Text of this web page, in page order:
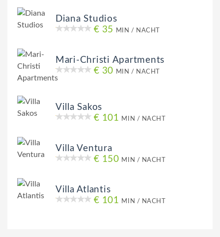
Diana Studios
€ 35
MIN / NACHT
Mari-Christi Apartments
€ 30 MIN / NACHT
Villa Sakos
€ 101 MIN / NACHT
Villa Ventura
€ 150 MIN / NACHT
Villa Atlantis
€ 101 MIN / NACHT